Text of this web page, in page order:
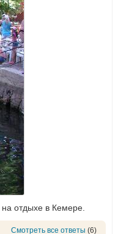
отдыхе в Кемере.
Смотреть все ответы (6)